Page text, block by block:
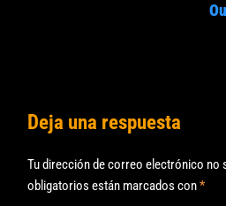
Deja una respuesta
Tu dirección de correo electrónico no
obligatorios están marcados con*